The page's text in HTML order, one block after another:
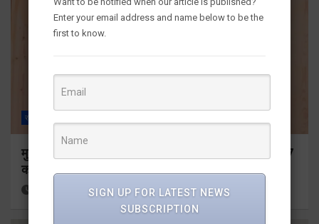
राज्य
मुख्यमंत्री ने प्रदान की विभिन्न विकास योजनाओं के लिए 1967
करोड़ की वित्तीय स्वीकृति
21 hours ago Viri Gairola
Enter your email address and name below to be the
first to know.
SIGN UP FOR LATEST NEWS
SUBSCRIPTION